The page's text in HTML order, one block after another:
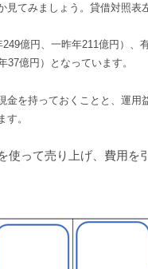
見てみましょう。貸借対照表
億円、一昨年211億円）、
37億円）となっています。
金を持っておくことと、運用
す。
使って売り上げ、費用を